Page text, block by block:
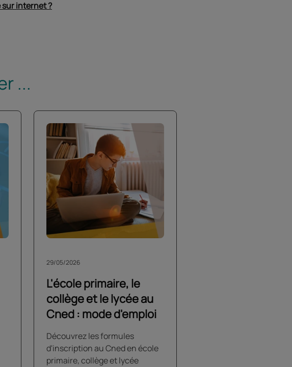
internet ?
...
L'école primaire, le
collège et le lycée au
Cned : mode d'emploi
29/05/2026
Découvrez les formules
d'inscription au Cned en école
primaire, collège et lycée